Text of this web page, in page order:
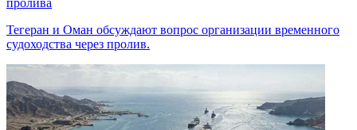
Тегеран и Оман обсуждают вопрос организации временного
судоходства через пролив.